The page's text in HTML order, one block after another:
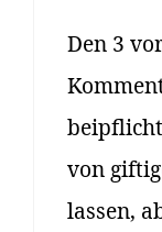
Den 3
von
lassen,